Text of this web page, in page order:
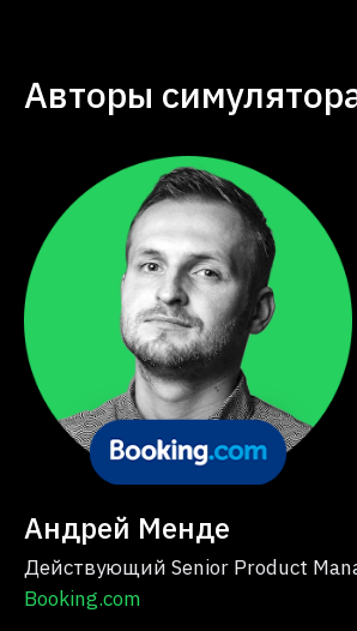
Авторы
Андрей Менде
Действующий Senior Product
Booking.com